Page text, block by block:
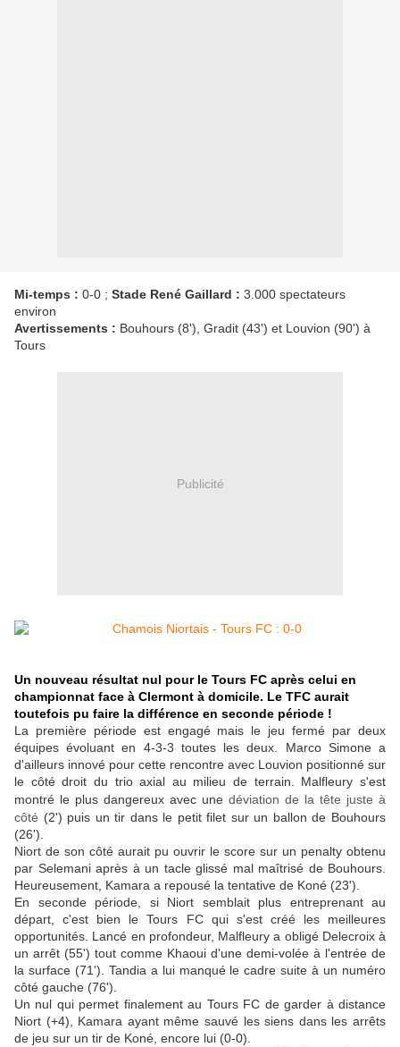
Mi-temps : 0-0 ; Stade René Gaillard : 3.000 spectateurs
environ
Avertissements : Bouhours (8'), Gradit (43') et Louvion (90') à
Tours
Publicité
Un nouveau résultat nul pour le Tours FC après celui en
championnat face à Clermont à domicile. Le TFC aurait
toutefois pu faire la différence en seconde période !
La première période est engagé mais le jeu fermé par deux
équipes évoluant en 4-3-3 toutes les deux. Marco Simone a
d'ailleurs innové pour cette rencontre avec Louvion positionné sur
le côté droit du trio axial au milieu de terrain. Malfleury s'est
montré le plus dangereux avec une déviation de la tête juste à
côté (2') puis un tir dans le petit filet sur un ballon de Bouhours
(26').
Niort de son côté aurait pu ouvrir le score sur un penalty obtenu
par Selemani après à un tacle glissé mal maîtrisé de Bouhours.
Heureusement, Kamara a repousé la tentative de Koné (23').
En seconde période, si Niort semblait plus entreprenant au
départ, c'est bien le Tours FC qui s'est créé les meilleures
opportunités. Lancé en profondeur, Malfleury a obligé Delecroix à
un arrêt (55') tout comme Khaoui d'une demi-volée à l'entrée de
la surface (71'). Tandia a lui manqué le cadre suite à un numéro
côté gauche (76').
Un nul qui permet finalement au Tours FC de garder à distance
Niort (+4), Kamara ayant même sauvé les siens dans les arrêts
de jeu sur un tir de Koné, encore lui (0-0).